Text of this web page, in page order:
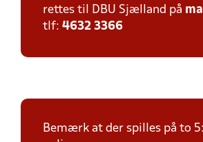
rettes til DBU Sjælland på
tlf: 4632 3366
Bemærk at der spilles på to